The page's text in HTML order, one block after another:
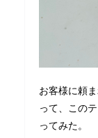
お客様に頼
って、この
ってみた。